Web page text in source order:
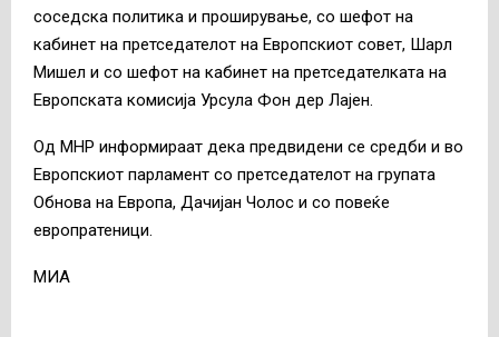
соседска политика и проширување, со шефот на
кабинет на претседателот на Европскиот совет, Шарл
Мишел и со шефот на кабинет на претседателката на
Европската комисија Урсула Фон дер Лајен.
Од МНР информираат дека предвидени се средби и во
Европскиот парламент со претседателот на групата
Обнова на Европа, Дачијан Чолос и со повеќе
европратеници.
МИА